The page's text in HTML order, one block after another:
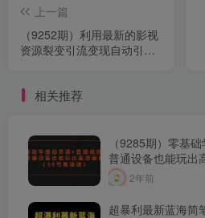
上一篇
（9252期）利用最新的影视
资源裂变引流变现自动引流
相关推荐
（9285期）零基
普通设备也能玩出
2年前
超暴利最新蓝海简